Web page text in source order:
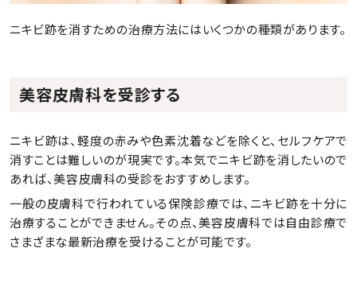
ニキビ跡を消すための治療方法にはいくつかの種類があります。
美容皮膚科を受診する
ニキビ跡は、軽度の赤みや色素沈着などを除くと、セルフケアで
消すことは難しいのが現実です。本気でニキビ跡を消したいので
あれば、美容皮膚科の受診をおすすめします。
一般の皮膚科で行われている保険診療では、ニキビ跡を十分に
治療することができません。その点、美容皮膚科では自由診療で
さまざまな最新治療を受けることが可能です。